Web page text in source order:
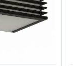
rápida